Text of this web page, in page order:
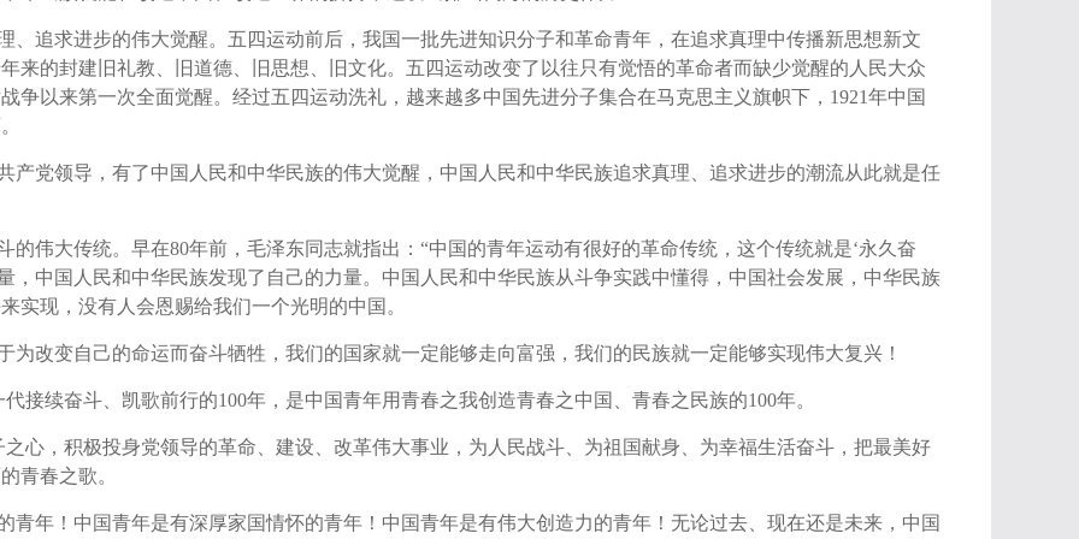
追求进步的伟大觉醒。五四运动前后，我国一批先进知识分子和革命青年，在追求真理中传播新思想新文
来的封建旧礼教、旧道德、旧思想、旧文化。五四运动改变了以往只有觉悟的革命者而缺少觉醒的人民大众
争以来第一次全面觉醒。经过五四运动洗礼，越来越多中国先进分子集合在马克思主义旗帜下， 1921年中国
产党领导，有了中国人民和中华民族的伟大觉醒，中国人民和中华民族追求真理、追求进步的潮流从此就是任
的伟大传统。早在80年前，毛泽东同志就指出： “中国的青年运动有很好的革命传统，这个传统就是‘永久奋
，中国人民和中华民族发现了自己的力量。中国人民和中华民族从斗争实践中懂得，中国社会发展，中华民族
实现，没有人会恩赐给我们一个光明的中国。
为改变自己的命运而奋斗牺牲，我们的国家就一定能够走向富强，我们的民族就一定能够实现伟大复兴！
接续奋斗、凯歌前行的100年，是中国青年用青春之我创造青春之中国、青春之民族的100年。
心，积极投身党领导的革命、建设、改革伟大事业，为人民战斗、为祖国献身、为幸福生活奋斗，把最美好
青春之歌。
青年！中国青年是有深厚家国情怀的青年！中国青年是有伟大创造力的青年！无论过去、现在还是未来，中国